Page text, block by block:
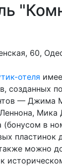
60,
отеля
созданных
— Джима
Мика
в
пластинок
можно